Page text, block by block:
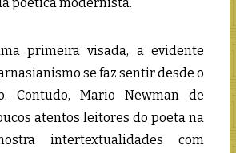
primeira visada, a evidente
se faz sentir desde o
Contudo, Mario Newman de
atentos leitores do poeta na
intertextualidades com